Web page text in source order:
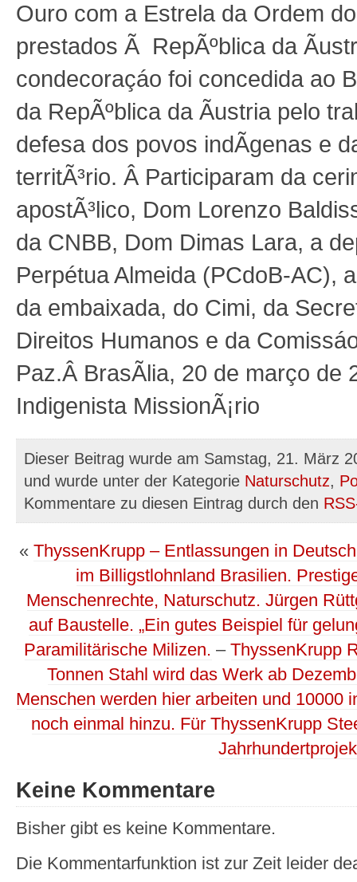
Ouro com a Estrela da Ordem
prestados Ã RepÃºblica da
condecoraçáo foi concedida ao
da RepÃºblica da Ãustria pelo
defesa dos povos indÃ­genas e
territÃ³rio. Â Participaram da
apostÃ³lico, Dom Lorenzo
da CNBB, Dom Dimas Lara, a
Perpétua Almeida (PCdoB-AC),
da embaixada, do Cimi, da
Direitos Humanos e da
Paz.Â BrasÃ­lia, 20 de março de
Indigenista MissionÃ¡rio
Dieser Beitrag wurde am Samstag, 21. März
und wurde unter der Kategorie Naturschutz,
Kommentare zu diesen Eintrag durch den
« ThyssenKrupp – Entlassungen in
im Billigstlohnland Brasilien.
Menschenrechte, Naturschutz. Jürgen
auf Baustelle. „Ein gutes Beispiel für
Paramilitärische Milizen. –ThyssenKrupp
Tonnen Stahl wird das Werk ab
Menschen werden hier arbeiten und 10000
noch einmal hinzu. Für ThyssenKrupp
Keine Kommentare
Bisher gibt es keine Kommentare.
Die Kommentarfunktion ist zur Zeit leider